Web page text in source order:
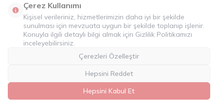
©2026Tüm Hakkı Saklıdır.Mobilcadde.com
T-SoftE-TicaretSistemleriyle Hazırlanmıştır.
Çerez Kullanımı
Kişisel verileriniz, hizmetlerimizin daha iyi bir şekilde
sunulması için mevzuata uygun bir şekilde toplanıp işlenir.
Konuyla ilgili detaylı bilgi almak için Gizlilik Politikamızı
inceleyebilirsiniz.
Çerezleri Özelleştir
Hepsini Reddet
Hepsini Kabul Et